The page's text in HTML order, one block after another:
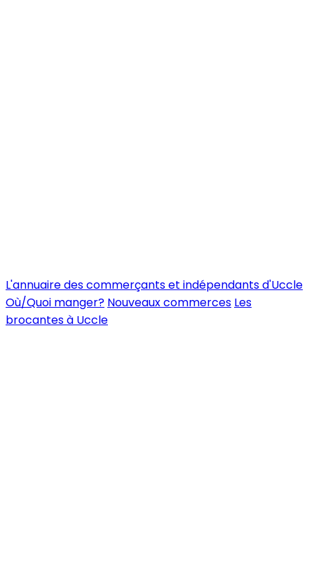
L'annuaire des commerçants et indépendants d'Uccle
Où/Quoi manger? Nouveaux commerces Les
brocantes à Uccle